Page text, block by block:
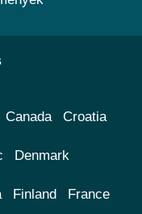
Canada Croatia
Denmark
Finland France